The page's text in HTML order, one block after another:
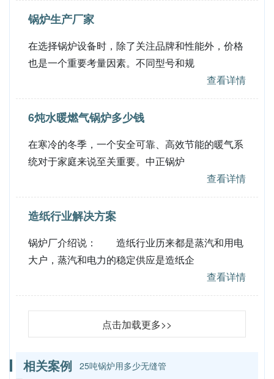
锅炉生产厂家
在选择锅炉设备时，除了关注品牌和性能外，价格
也是一个重要考量因素。不同型号和规
查看详情
6炖水暖燃气锅炉多少钱
在寒冷的冬季，一个安全可靠、高效节能的暖气系
统对于家庭来说至关重要。中正锅炉
查看详情
造纸行业解决方案
锅炉厂介绍说： 造纸行业历来都是蒸汽和用电
大户，蒸汽和电力的稳定供应是造纸企
查看详情
点击加载更多>>
相关案例 25吨锅炉用多少无缝管